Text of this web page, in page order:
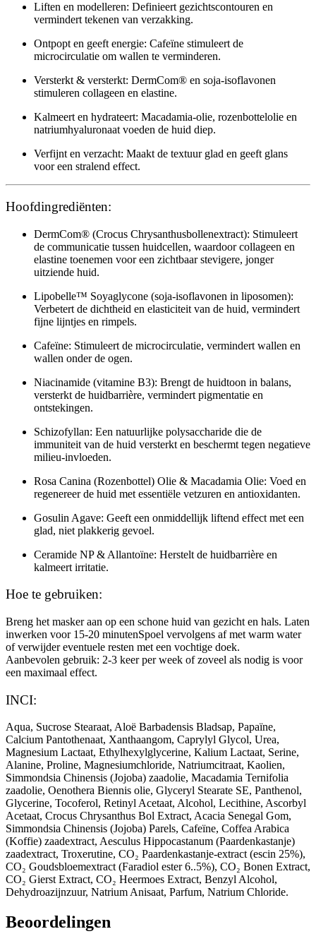
Liften en modelleren: Definieert gezichtscontouren en
vermindert tekenen van verzakking.
Ontpopt en geeft energie: Cafeïne stimuleert de
microcirculatie om wallen te verminderen.
Versterkt & versterkt: DermCom® en soja-isoflavonen
stimuleren collageen en elastine.
Kalmeert en hydrateert: Macadamia-olie, rozenbottelolie en
natriumhyaluronaat voeden de huid diep.
Verfijnt en verzacht: Maakt de textuur glad en geeft glans
voor een stralend effect.
Hoofdingrediënten:
DermCom® (Crocus Chrysanthusbollenextract): Stimuleert
de communicatie tussen huidcellen, waardoor collageen en
elastine toenemen voor een zichtbaar stevigere, jonger
uitziende huid.
Lipobelle™ Soyaglycone (soja-isoflavonen in liposomen):
Verbetert de dichtheid en elasticiteit van de huid, vermindert
fijne lijntjes en rimpels.
Cafeïne: Stimuleert de microcirculatie, vermindert wallen en
wallen onder de ogen.
Niacinamide (vitamine B3): Brengt de huidtoon in balans,
versterkt de huidbarrière, vermindert pigmentatie en
ontstekingen.
Schizofyllan: Een natuurlijke polysaccharide die de
immuniteit van de huid versterkt en beschermt tegen negatieve
milieu-invloeden.
Rosa Canina (Rozenbottel) Olie & Macadamia Olie: Voed en
regenereer de huid met essentiële vetzuren en antioxidanten.
Gosulin Agave: Geeft een onmiddellijk liftend effect met een
glad, niet plakkerig gevoel.
Ceramide NP & Allantoïne: Herstelt de huidbarrière en
kalmeert irritatie.
Hoe te gebruiken:
Breng het masker aan op een schone huid van gezicht en hals. Laten
inwerken voor 15-20 minutenSpoel vervolgens af met warm water
of verwijder eventuele resten met een vochtige doek.
Aanbevolen gebruik: 2-3 keer per week of zoveel als nodig is voor
een maximaal effect.
INCI:
Aqua, Sucrose Stearaat, Aloë Barbadensis Bladsap, Papaïne,
Calcium Pantothenaat, Xanthaangom, Caprylyl Glycol, Urea,
Magnesium Lactaat, Ethylhexylglycerine, Kalium Lactaat, Serine,
Alanine, Proline, Magnesiumchloride, Natriumcitraat, Kaolien,
Simmondsia Chinensis (Jojoba) zaadolie, Macadamia Ternifolia
zaadolie, Oenothera Biennis olie, Glyceryl Stearate SE, Panthenol,
Glycerine, Tocoferol, Retinyl Acetaat, Alcohol, Lecithine, Ascorbyl
Acetaat, Crocus Chrysanthus Bol Extract, Acacia Senegal Gom,
Simmondsia Chinensis (Jojoba) Parels, Cafeïne, Coffea Arabica
(Koffie) zaadextract, Aesculus Hippocastanum (Paardenkastanje)
zaadextract, Troxerutine, CO₂ Paardenkastanje-extract (escin 25%),
CO₂ Goudsbloemextract (Faradiol ester 6..5%), CO₂ Bonen Extract,
CO₂ Gierst Extract, CO₂ Heermoes Extract, Benzyl Alcohol,
Dehydroazijnzuur, Natrium Anisaat, Parfum, Natrium Chloride.
Beoordelingen